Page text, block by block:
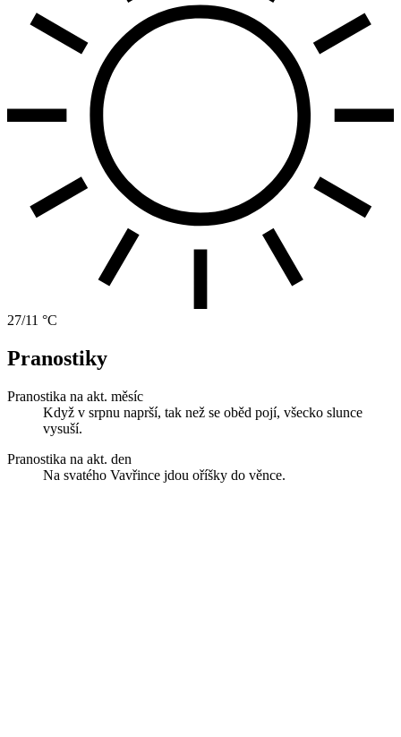
27/11 °C
Pranostiky
Pranostika na akt. měsíc
Když v srpnu naprší, tak než se oběd pojí, všecko slunce
vysuší.
Pranostika na akt. den
Na svatého Vavřince jdou oříšky do věnce.